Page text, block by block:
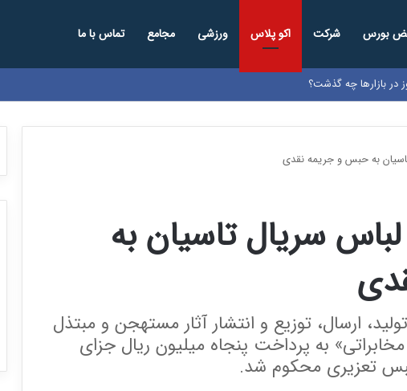
بورس شرکت اکو پلاس ورزشی مجامع تماس با ما
در بازارها چه گذشت؟
به حبس و جریمه نقدی
سریال تاسیان به
ارسال، توزیع و انتشار آثار مستهجن و مبتذل
به پرداخت پنجاه میلیون ریال جزای
تعزیری محکوم شد.